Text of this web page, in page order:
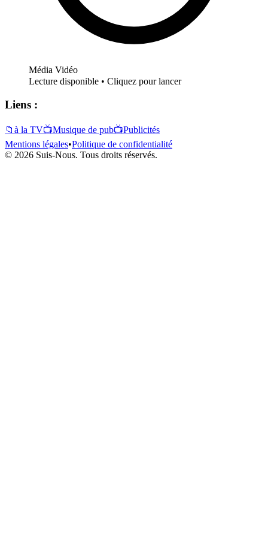
Média Vidéo
Lecture disponible • Cliquez pour lancer
Liens :
📁 à la TV📺Musique de pub📺Publicités
Mentions légales•Politique de confidentialité
© 2026 Suis-Nous. Tous droits réservés.